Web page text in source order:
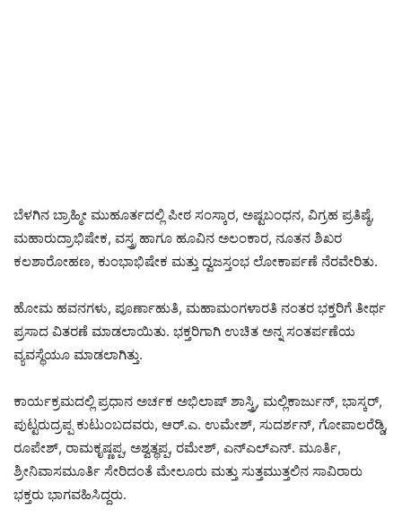
ಬೆಳಗಿನ ಬ್ರಾಹ್ಮೀ ಮುಹೂರ್ತದಲ್ಲಿ ಪೀಠ ಸಂಸ್ಕಾರ, ಅಷ್ಟಬಂಧನ, ವಿಗ್ರಹ ಪ್ರತಿಷ್ಠೆ,
ಮಹಾರುದ್ರಾಭಿಷೇಕ, ವಸ್ತ್ರ ಹಾಗೂ ಹೂವಿನ ಅಲಂಕಾರ, ನೂತನ ಶಿಖರ
ಕಲಶಾರೋಹಣ, ಕುಂಭಾಭಿಷೇಕ ಮತ್ತು ದ್ವಜಸ್ತಂಭ ಲೋಕಾರ್ಪಣೆ ನೆರವೇರಿತು.
ಹೋಮ ಹವನಗಳು, ಪೂರ್ಣಾಹುತಿ, ಮಹಾಮಂಗಳಾರತಿ ನಂತರ ಭಕ್ತರಿಗೆ ತೀರ್ಥ
ಪ್ರಸಾದ ವಿತರಣೆ ಮಾಡಲಾಯಿತು. ಭಕ್ತರಿಗಾಗಿ ಉಚಿತ ಅನ್ನ ಸಂತರ್ಪಣೆಯ
ವ್ಯವಸ್ಥೆಯೂ ಮಾಡಲಾಗಿತ್ತು.
ಕಾರ್ಯಕ್ರಮದಲ್ಲಿ ಪ್ರಧಾನ ಅರ್ಚಕ ಅಭಿಲಾಷ್ ಶಾಸ್ತ್ರಿ, ಮಲ್ಲಿಕಾರ್ಜುನ್, ಭಾಸ್ಕರ್,
ಪುಟ್ಟರುದ್ರಪ್ಪ ಕುಟುಂಬದವರು, ಆರ್.ಎ. ಉಮೇಶ್, ಸುದರ್ಶನ್, ಗೋಪಾಲರೆಡ್ಡಿ,
ರೂಪೇಶ್, ರಾಮಕೃಷ್ಣಪ್ಪ, ಅಶ್ವತ್ಥಪ್ಪ, ರಮೇಶ್, ಎನ್‌ಎಲ್‌ಎನ್. ಮೂರ್ತಿ,
ಶ್ರೀನಿವಾಸಮೂರ್ತಿ ಸೇರಿದಂತೆ ಮೇಲೂರು ಮತ್ತು ಸುತ್ತಮುತ್ತಲಿನ ಸಾವಿರಾರು
ಭಕ್ತರು ಭಾಗವಹಿಸಿದ್ದರು.